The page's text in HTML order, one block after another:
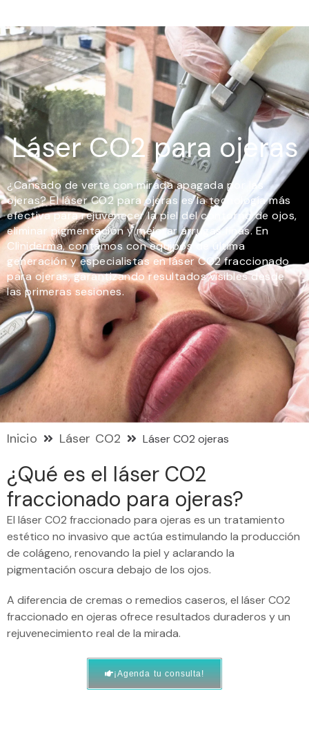
Láser CO2 para ojeras
¿Cansado de verte con mirada apagada por las
ojeras? El láser CO2 para ojeras es la tecnología más
efectiva para rejuvenecer la piel del contorno de ojos,
eliminar pigmentación y mejorar arrugas finas. En
Cliniderma, contamos con equipos de última
generación y especialistas en láser CO2 fraccionado
para ojeras, garantizando resultados visibles desde
las primeras sesiones.
Inicio Láser CO2 Láser CO2 ojeras
¿Qué es el láser CO2
fraccionado para ojeras?
El láser CO2 fraccionado para ojeras es un tratamiento
estético no invasivo que actúa estimulando la producción
de colágeno, renovando la piel y aclarando la
pigmentación oscura debajo de los ojos.
A diferencia de cremas o remedios caseros, el láser CO2
fraccionado en ojeras ofrece resultados duraderos y un
rejuvenecimiento real de la mirada.
¡Agenda tu consulta!